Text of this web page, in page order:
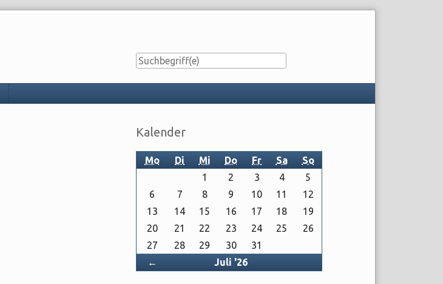
Seitenleiste
Kalender
Mo Di Mi Do Fr Sa So
← Juli '26
1 2 3 4
5
6
7 8 9 10 11
12
13
14 15 16 17 18
19
20
21 22 23 24 25
26
27
28 29 30 31